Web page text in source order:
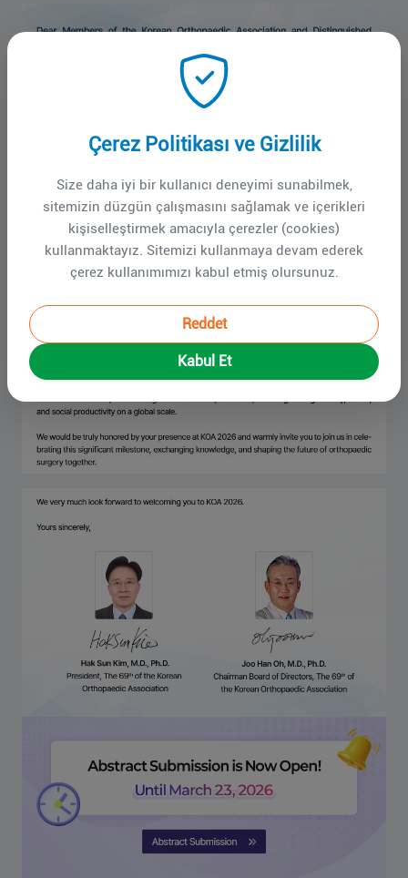
Çerez Politikası ve Gizlilik
Size daha iyi bir kullanıcı deneyimi sunabilmek,
sitemizin düzgün çalışmasını sağlamak ve içerikleri
kişiselleştirmek amacıyla çerezler (cookies)
kullanmaktayız. Sitemizi kullanmaya devam ederek
çerez kullanımımızı kabul etmiş olursunuz.
Reddet
Kabul Et